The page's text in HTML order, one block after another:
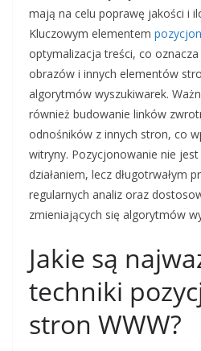
mają na celu poprawę jakości i
Kluczowym elementem
optymalizacja treści, co
obrazów i innych elementów
algorytmów wyszukiwarek.
również budowanie linków
odnośników z innych stron, co
witryny. Pozycjonowanie nie
działaniem, lecz długotrwałym
regularnych analiz oraz
zmieniających się algorytmów
Jakie są
techniki
stron WWW?